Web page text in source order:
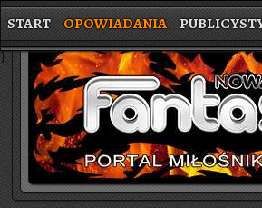
START OPOWIADANIA
}